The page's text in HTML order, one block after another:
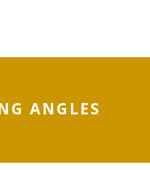
ANGLES